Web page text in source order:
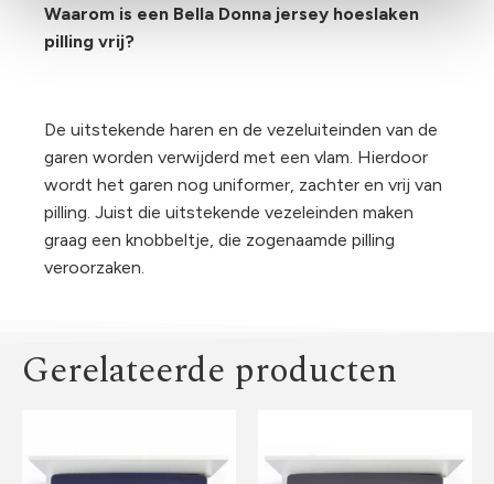
Waarom is een Bella Donna jersey hoeslaken
pilling vrij?
De uitstekende haren en de vezeluiteinden van de
garen worden verwijderd met een vlam. Hierdoor
wordt het garen nog uniformer, zachter en vrij van
pilling. Juist die uitstekende vezeleinden maken
graag een knobbeltje, die zogenaamde pilling
veroorzaken.
Gerelateerde producten